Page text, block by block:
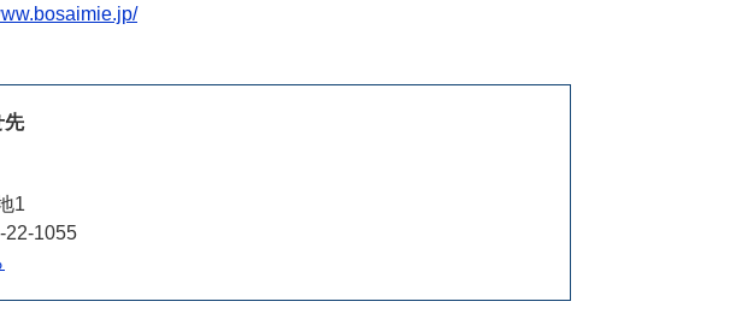
先
1
22-1055